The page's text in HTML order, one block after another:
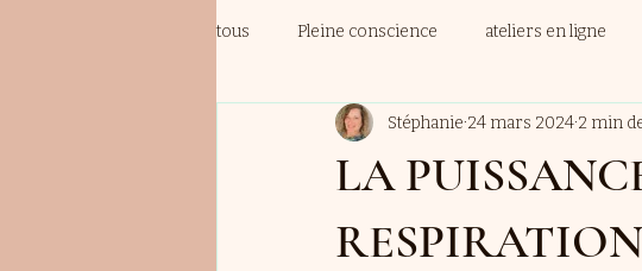
tous Pleine conscience ateliers en ligne
LA
Stéphanie 24 mars 2024 2 min